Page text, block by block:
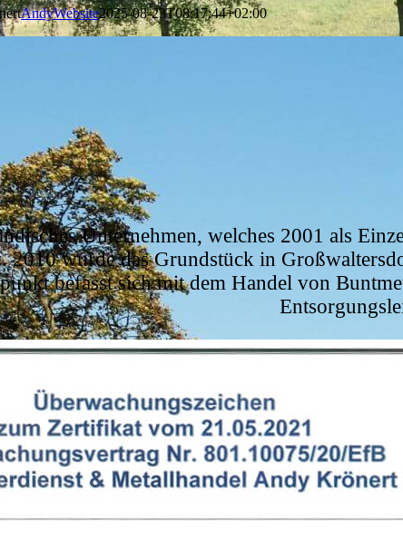
AndyWebsite2025-08-23T08:17:44+02:00
Unternehmen, welches 2001 als
2010 wurde das Grundstück in
befasst sich mit dem Handel von